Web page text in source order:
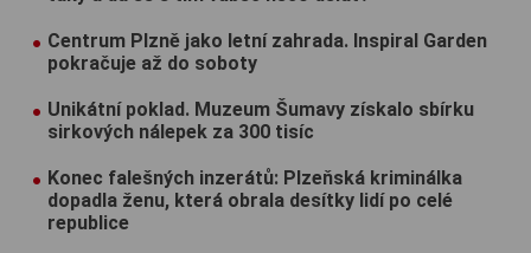
Centrum Plzně jako letní zahrada. Inspiral Garden
pokračuje až do soboty
Unikátní poklad. Muzeum Šumavy získalo sbírku
sirkových nálepek za 300 tisíc
Konec falešných inzerátů: Plzeňská kriminálka
dopadla ženu, která obrala desítky lidí po celé
republice